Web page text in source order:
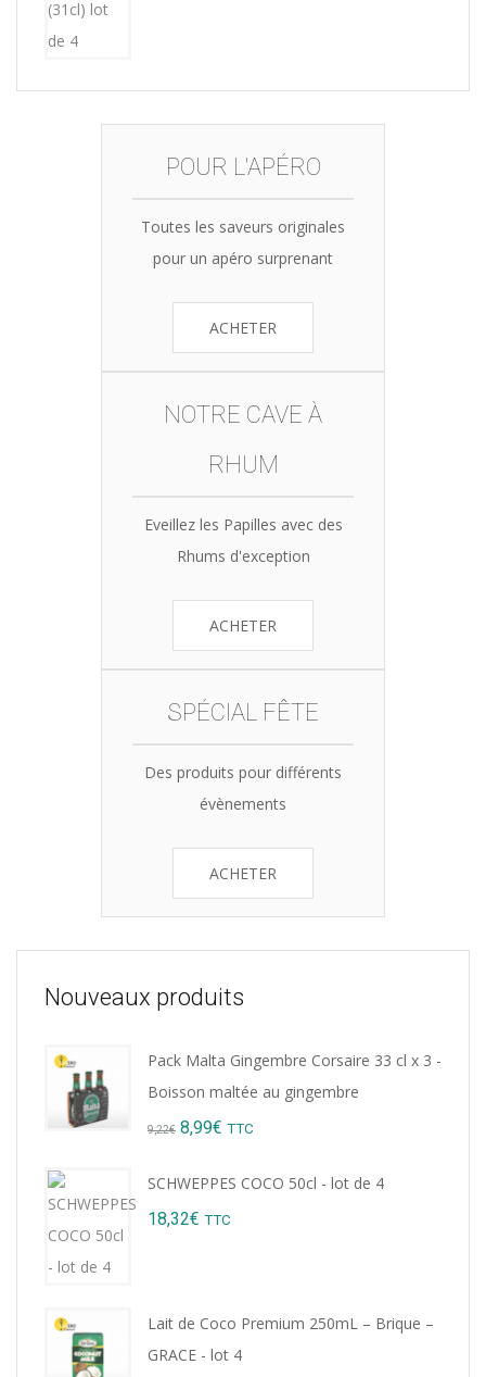
POUR L'APÉRO
Toutes les saveurs originales
pour un apéro surprenant
ACHETER
NOTRE CAVE À
RHUM
Eveillez les Papilles avec des
Rhums d'exception
ACHETER
SPÉCIAL FÊTE
Des produits pour différents
évènements
ACHETER
Nouveaux produits
Pack Malta Gingembre Corsaire 33 cl x 3 -
Boisson maltée au gingembre
9,22€ Original
8,99€ Current
TTC
SCHWEPPES COCO 50cl - lot de 4
18,32€ TTC
Lait de Coco Premium 250mL – Brique –
GRACE - lot 4